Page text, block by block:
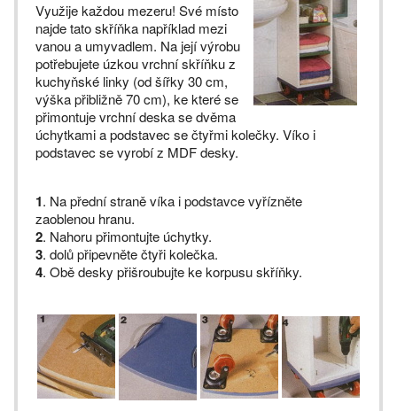
Využije každou mezeru! Své místo
najde tato skříňka například mezi
vanou a umyvadlem. Na její výrobu
potřebujete úzkou vrchní skříňku z
kuchyňské linky (od šířky 30 cm,
výška přibližně 70 cm), ke které se
přimontuje vrchní deska se dvěma
úchytkami a podstavec se čtyřmi kolečky. Víko i
podstavec se vyrobí z MDF desky.
1. Na přední straně víka i podstavce vyřízněte
zaoblenou hranu.
2. Nahoru přimontujte úchytky.
3. dolů připevněte čtyři kolečka.
4. Obě desky přišroubujte ke korpusu skříňky.